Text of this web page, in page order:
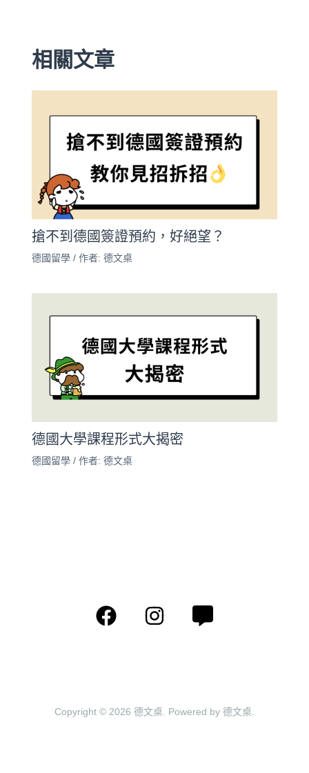
相關文章
搶不到德國簽證預約，好絕望？
德國留學/ 作者: 德文桌
德國大學課程形式大揭密
德國留學/ 作者: 德文桌
Copyright © 2026 德文桌. Powered by 德文桌.